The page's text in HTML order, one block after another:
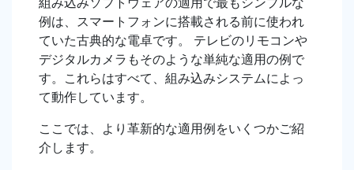
例は、スマートフォンに搭載される前に使われ
ていた古典的な電卓です。 テレビのリモコンや
デジタルカメラもそのような単純な適用の例で
す。これらはすべて、組み込みシステムによっ
て動作しています。
ここでは、より革新的な適用例をいくつかご紹
介します。